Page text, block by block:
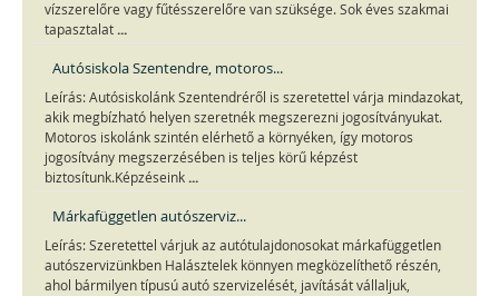
vízszerelőre vagy fűtésszerelőre van szüksége. Sok éves szakmai
tapasztalat ...
Autósiskola Szentendre, motoros...
Leírás: Autósiskolánk Szentendréről is szeretettel várja mindazokat,
akik megbízható helyen szeretnék megszerezni jogosítványukat.
Motoros iskolánk szintén elérhető a környéken, így motoros
jogosítvány megszerzésében is teljes körű képzést
biztosítunk.Képzéseink ...
Márkafüggetlen autószerviz...
Leírás: Szeretettel várjuk az autótulajdonosokat márkafüggetlen
autószervizünkben Halásztelek könnyen megközelíthető részén,
ahol bármilyen típusú autó szervizelését, javítását vállaljuk,